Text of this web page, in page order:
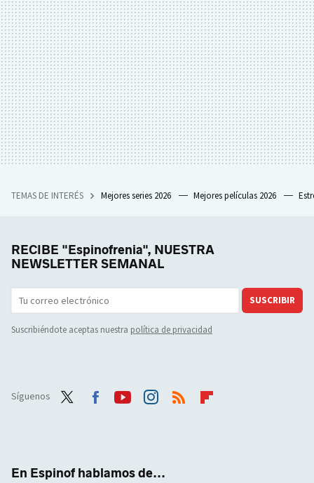
TEMAS DE INTERÉS Mejores series 2026 Mejores películas 2026
RECIBE "Espinofrenia", NUESTRA
NEWSLETTER SEMANAL
SUSCRIBIR
Suscribiéndote aceptas nuestra política de privacidad
Síguenos
En Espinof hablamos de...